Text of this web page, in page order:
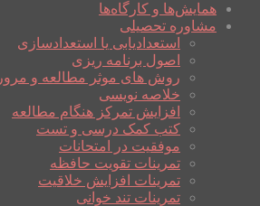
همایش‌ها و کارگاه‌ها
مشاوره تحصیلی
استعدادیابی یا استعدادسازی
اصول برنامه ریزی
روش های موثر مطالعه و مرور
خلاصه نویسی
افزایش تمرکز هنگام مطالعه
کتب کمک درسی و تست
موفقیت در امتحانات
تمرینات تقویت حافظه
تمرینات افزایش خلاقیت
تمرینات تند خوانی